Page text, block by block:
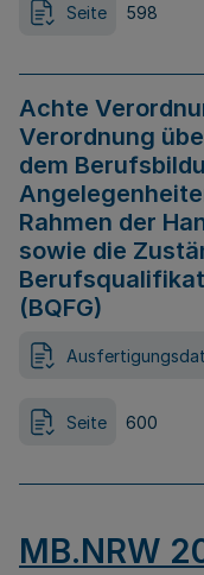
Seite 598
Achte
Verordnung
dem
Rahmen der
sowie die
(BQFG)
Seite 600
MB.NRW